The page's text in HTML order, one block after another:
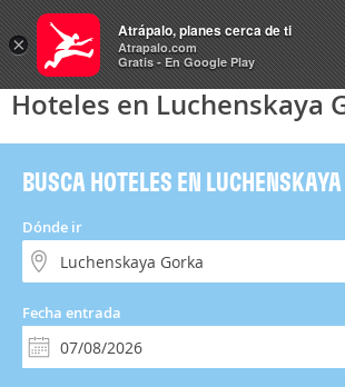
Hoteles
Hoteles en Luchenskaya
BUSCA HOTELES EN
Dónde ir
Fecha entrada
×
Atrápalo, planes cerca de ti
Atrapalo.com
Gratis - En Google Play